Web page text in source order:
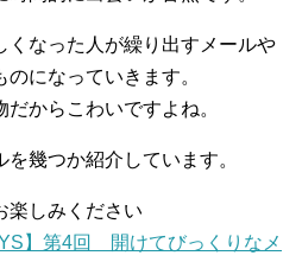
くなった人が繰り出すメールや
になっていきます。
からこわいですよね。
幾つか紹介しています。
楽しみください
】第4回 開けてびっくりなメ